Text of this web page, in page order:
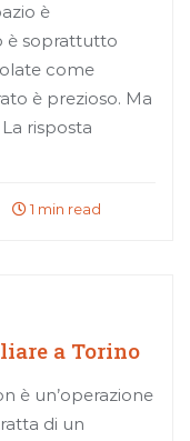
è
è soprattutto
come
è prezioso. Ma
risposta
1 min read
a Torino
è un’operazione
di un